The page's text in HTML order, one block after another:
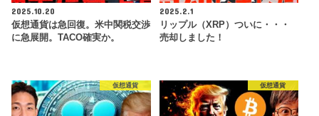
2025.10.20
仮想通貨は急回復。米中関税交渉
に急展開。TACO確実か。
2025.2.1
リップル（XRP）ついに・・・
売却しました！
仮想通貨 仮想通貨